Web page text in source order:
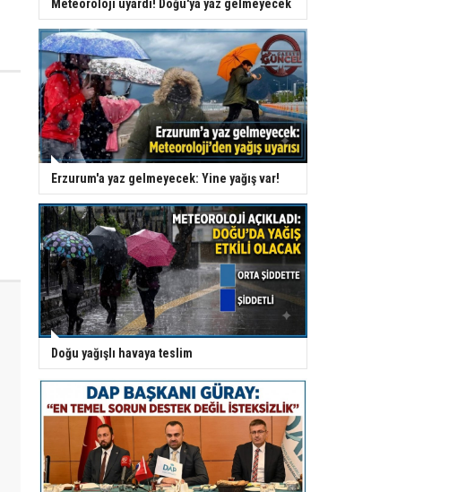
Meteoroloji uyardı! Doğu'ya yaz gelmeyecek
Erzurum'a yaz gelmeyecek: Yine yağış var!
Doğu yağışlı havaya teslim